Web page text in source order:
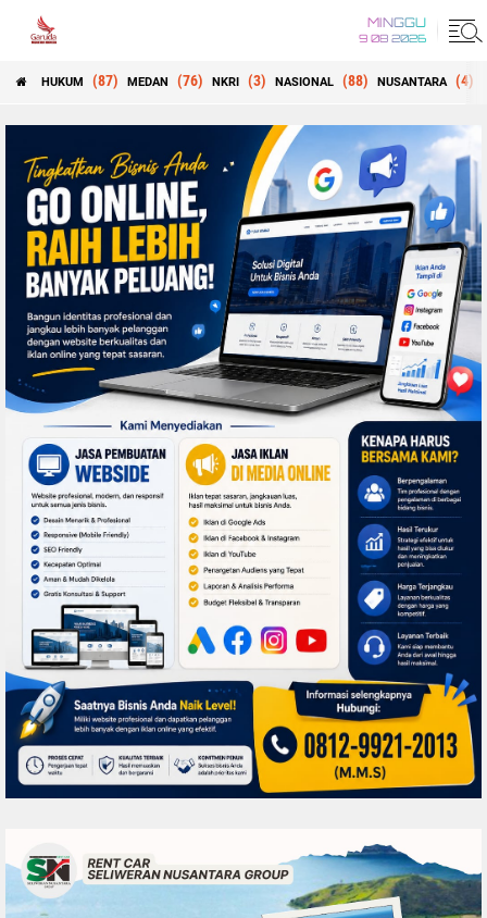
MINGGU
9 08 2026
HUKUM (87) MEDAN (76) NKRI (3) NASIONAL (88) NUSANTARA (4)